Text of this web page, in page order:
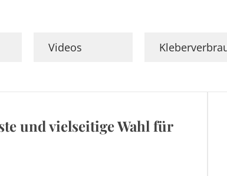
Videos
und vielseitige Wahl für